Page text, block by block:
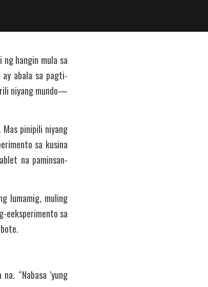
hangin mula sa
abala sa pagti-
niyang mundo—
pinipili niyang
sa kusina
na paminsan-
lumamig, muling
eeksperimento sa
“Nabasa ‘yung